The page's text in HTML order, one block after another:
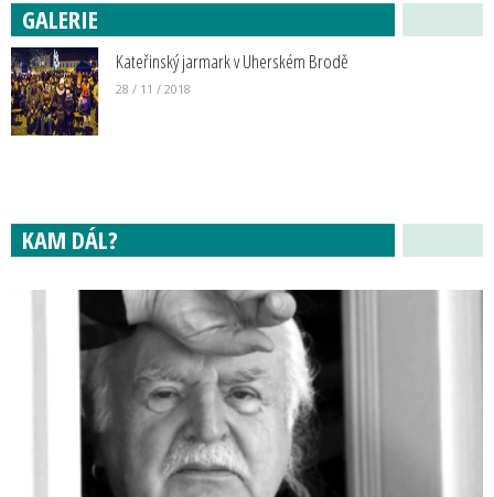
GALERIE
Kateřinský jarmark v Uherském Brodě
28 / 11 / 2018
KAM DÁL?